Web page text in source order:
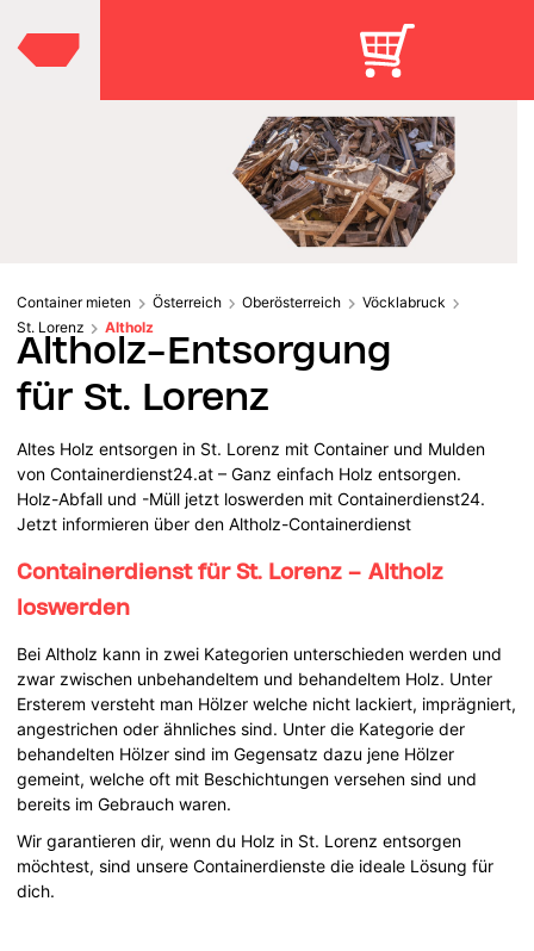
Container mieten Österreich Oberösterreich
Vöcklabruck
St. Lorenz
Altholz
Altholz-Entsorgung
für St. Lorenz
Altes Holz entsorgen in St. Lorenz mit Container und Mulden
von Containerdienst24.at – Ganz einfach Holz entsorgen.
Holz-Abfall und -Müll jetzt loswerden mit Containerdienst24.
Jetzt informieren über den Altholz-Containerdienst
Containerdienst für St. Lorenz – Altholz
loswerden
Bei Altholz kann in zwei Kategorien unterschieden werden und
zwar zwischen unbehandeltem und behandeltem Holz. Unter
Ersterem versteht man Hölzer welche nicht lackiert, imprägniert,
angestrichen oder ähnliches sind. Unter die Kategorie der
behandelten Hölzer sind im Gegensatz dazu jene Hölzer
gemeint, welche oft mit Beschichtungen versehen sind und
bereits im Gebrauch waren.
Wir garantieren dir, wenn du Holz in St. Lorenz entsorgen
möchtest, sind unsere Containerdienste die ideale Lösung für
dich.